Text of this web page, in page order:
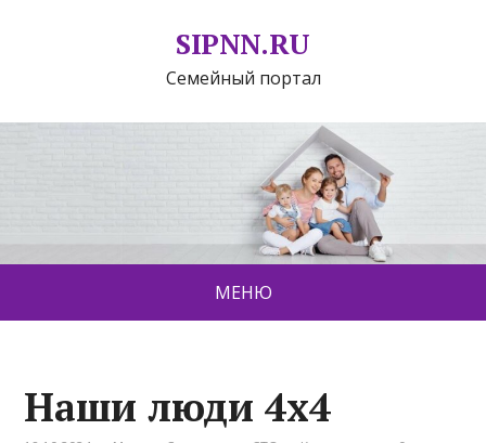
SIPNN.RU
Семейный портал
МЕНЮ
Наши люди 4х4